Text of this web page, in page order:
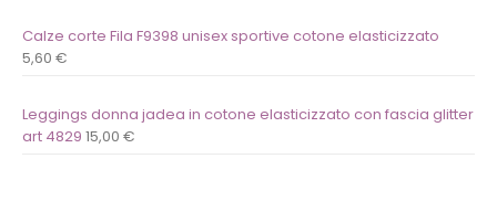
Calze corte Fila F9398 unisex sportive cotone elasticizzato
5,60 €
Leggings donna jadea in cotone elasticizzato con fascia glitter
art 4829 15,00 €